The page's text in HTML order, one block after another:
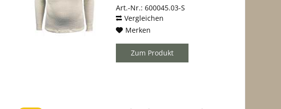
Hochleistungsfaser, die...
Art.-Nr.: 600045.03-S
Vergleichen
Merken
Zum Produkt